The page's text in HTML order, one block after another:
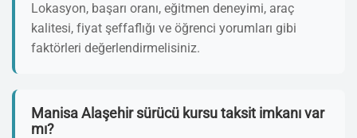
Lokasyon, başarı oranı, eğitmen deneyimi, araç
kalitesi, fiyat şeffaflığı ve öğrenci yorumları gibi
faktörleri değerlendirmelisiniz.
Manisa Alaşehir sürücü kursu taksit imkanı var
mı?